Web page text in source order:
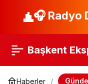
🎧 Radyo
Başkent
Haberler
Bakan Çiftçi’den
Kutlama